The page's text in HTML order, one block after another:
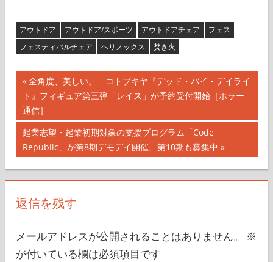
アウトドア アウトドア/スポーツ アウトドアチェア
フェス
フェスティバルチェア
ヘリノックス 焚き火
投
稿
ナ
ビ
ゲ
ー
ョ
前
の
記
事:
全角度、美しい。 コトブキヤ『デッド・バイ・デイライ
ト』フィギュア第三弾「レイス」が予約受付開始［ホラー
通信］
次
の
記
起業志望・起業初期対象の支援プログラム「Code
Republic」が第8期デモデイ開催、第10期も募集中
返信を残す
メールアドレスが公開されることはありません。
※
が付いている欄は必須項目です